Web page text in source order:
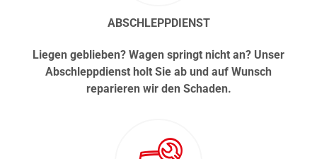
ABSCHLEPPDIENST
Liegen geblieben? Wagen springt nicht an? Unser
Abschleppdienst holt Sie ab und auf Wunsch
reparieren wir den Schaden.